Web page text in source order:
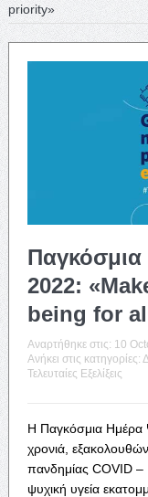
priority»
Παγκόσμια
2022:
being for
Αναρτήθηκε στις: 10
Ανήκει στις κατηγορίες:
Τελευταίες Εξελίξεις
Η Παγκόσμια Ημέρα
χρονιά,
πανδημίας COVID –
ψυχική υγεία